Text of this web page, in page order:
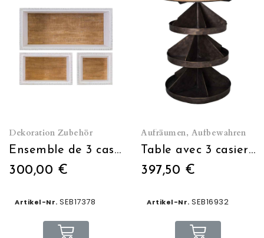
Dekoration Zubehör
Ensemble de 3 casiers muraux à suspendre
300,00 €
Artikel-Nr. SEB17378
Aufräumen, Aufbewahren
Table avec 3 casiers pivotants
397,50 €
Artikel-Nr. SEB16932